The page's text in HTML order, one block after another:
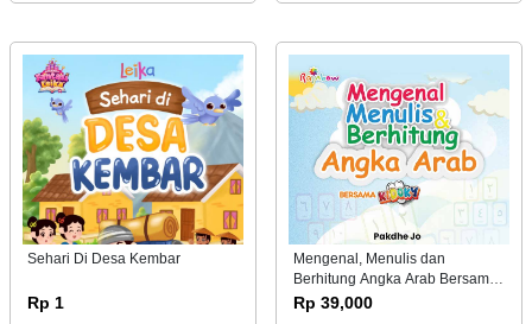
Sehari Di Desa Kembar
Rp 1
Mengenal, Menulis dan
Berhitung Angka Arab Bersama
Kidoky
Rp 39,000